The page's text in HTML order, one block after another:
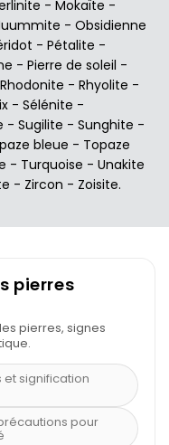
- Mokaïte -
- Obsidienne
- Pétalite -
- Pierre de soleil -
Rhodonite - Rhyolite -
- Sélénite -
- Sugilite - Sunghite -
bleue - Topaze
- Turquoise - Unakite
- Zircon - Zoisite.
pierres
pierres, signes
et signification
pour